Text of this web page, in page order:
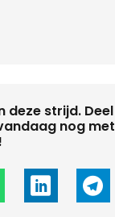
deze strijd. Deel
nog met